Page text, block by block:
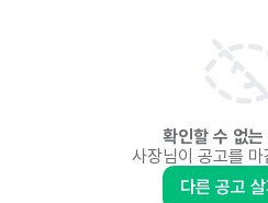
확인할 수 없는
사장님이 공고를
다른 공고 살